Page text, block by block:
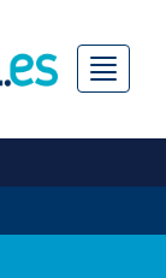
Menú